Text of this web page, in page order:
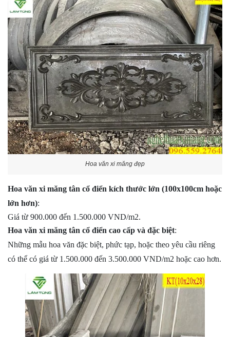
Hoa văn xi măng đẹp
Hoa văn xi măng tân cổ điển kích thước lớn (100x100cm hoặc
lớn hơn):
Giá từ 900.000 đến 1.500.000 VND/m2.
Hoa văn xi măng tân cổ điển cao cấp và đặc biệt:
Những mẫu hoa văn đặc biệt, phức tạp, hoặc theo yêu cầu riêng
có thể có giá từ 1.500.000 đến 3.500.000 VND/m2 hoặc cao hơn.